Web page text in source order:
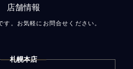
店舗情報
す。お気軽にお問合せください。
札幌本店